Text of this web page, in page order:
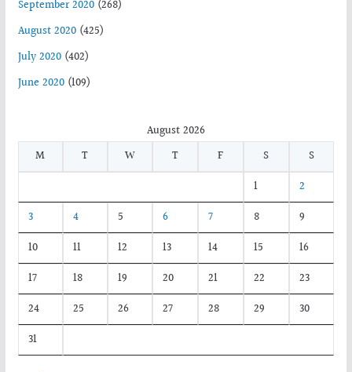
September 2020(268)
August 2020(425)
July 2020(402)
June 2020(109)
August 2026
M
T W T F S
S
1
2
3
4 5 6 7 8
9
10
11 12 13 14 15
16
17
18 19 20 21 22
23
24
25 26 27 28 29
30
31